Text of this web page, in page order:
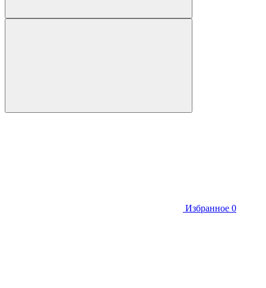
Избранное 0